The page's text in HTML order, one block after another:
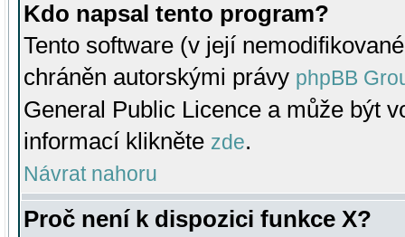
Kdo napsal tento program?
Tento software (v její
chráněn autorskými právy phpBB
General Public Licence a může být
informací klikněte zde.
Návrat nahoru
Proč není k dispozici funkce X?